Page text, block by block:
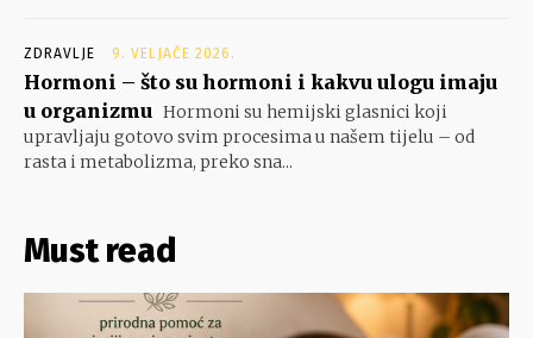
ZDRAVLJE 9. VELJAČE 2026.
Hormoni – što su hormoni i kakvu ulogu imaju
u organizmu Hormoni su hemijski glasnici koji
upravljaju gotovo svim procesima u našem tijelu – od
rasta i metabolizma, preko sna...
Must read